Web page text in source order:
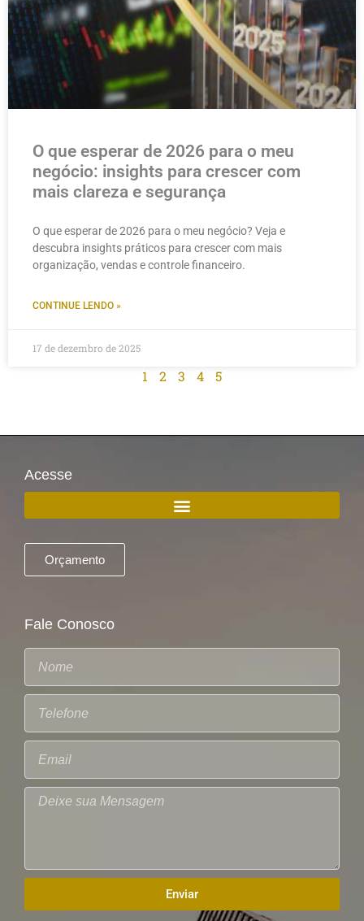
O que esperar de 2026 para o meu
negócio: insights para crescer com
mais clareza e segurança
O que esperar de 2026 para o meu negócio? Veja e
descubra insights práticos para crescer com mais
organização, vendas e controle financeiro.
CONTINUE LENDO »
17 de dezembro de 2025
1 2 3 4 5
Acesse
Orçamento
Fale Conosco
Enviar